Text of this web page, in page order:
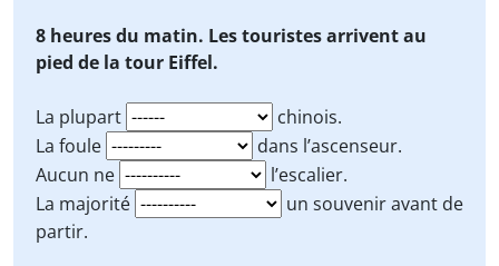
8 heures du matin. Les touristes arrivent au
pied de la tour Eiffel.
La plupart
chinois.
La foule
dans l’ascenseur.
Aucun ne
l’escalier.
La majorité
un souvenir avant de
partir.